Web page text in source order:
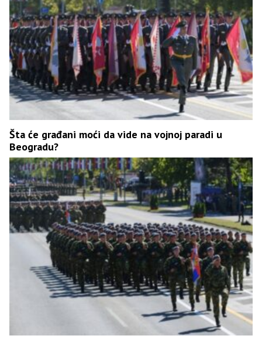
Šta će građani moći da vide na vojnoj paradi u
Beogradu?